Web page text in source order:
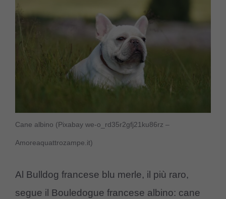
Cane albino (Pixabay we-o_rd35r2gfj21ku86rz –
Amoreaquattrozampe.it)
Al Bulldog francese blu merle, il più raro,
segue il Bouledogue francese albino: cane